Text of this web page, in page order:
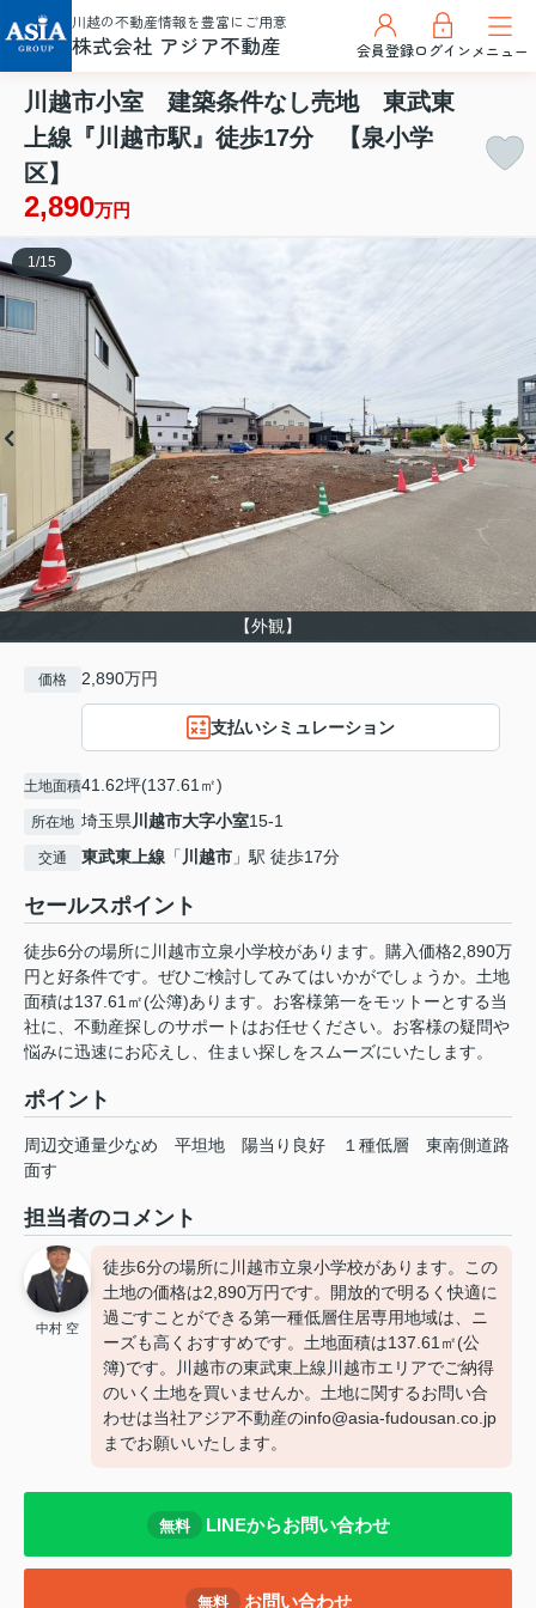
川越の不動産情報を豊富にご用意
株式会社 アジア不動産 会員登録ログインメニュー
川越市小室 建築条件なし売地 東武東
上線『川越市駅』徒歩17分 【泉小学
区】
2,890万円
【外観】
1 /15
価格 2,890万円
支払いシミュレーション
土地面積41.62坪(137.61㎡)
所在地 埼玉県川越市大字小室15-1
交通 東武東上線 「 川越市 」駅 徒歩17分
セールスポイント
徒歩6分の場所に川越市立泉小学校があります。購入価格2,890万
円と好条件です。ぜひご検討してみてはいかがでしょうか。土地
面積は137.61㎡(公簿)あります。お客様第一をモットーとする当
社に、不動産探しのサポートはお任せください。お客様の疑問や
悩みに迅速にお応えし、住まい探しをスムーズにいたします。
ポイント
周辺交通量少なめ 平坦地 陽当り良好 １種低層
東南側道路
面す
担当者のコメント
中村 空
徒歩6分の場所に川越市立泉小学校があります。この
土地の価格は2,890万円です。開放的で明るく快適に
過ごすことができる第一種低層住居専用地域は、ニ
ーズも高くおすすめです。土地面積は137.61㎡(公
簿)です。川越市の東武東上線川越市エリアでご納得
のいく土地を買いませんか。土地に関するお問い合
わせは当社アジア不動産のinfo@asia-fudousan.co.jp
までお願いいたします。
無料 LINEからお問い合わせ
無料 お問い合わせ